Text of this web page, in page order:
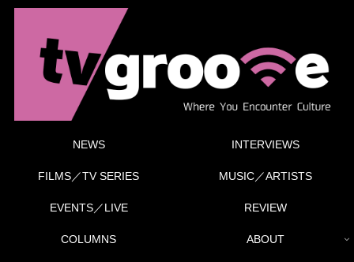
NEWS INTERVIEWS
FILMS／TV SERIES MUSIC／ARTISTS
EVENTS／LIVE REVIEW
COLUMNS ABOUT